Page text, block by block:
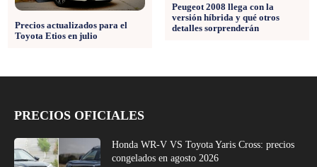
Precios actualizados para el
Toyota Etios en julio
Peugeot 2008 llega con la
versión híbrida y qué otros
detalles sorprenderán
PRECIOS OFICIALES
Honda WR-V VS Toyota Yaris Cross: precios
congelados en agosto 2026